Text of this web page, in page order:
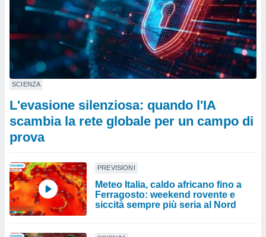
SCIENZA
L'evasione silenziosa: quando l'IA
scambia la rete globale per un campo di
prova
PREVISIONI
Meteo Italia, caldo africano fino a
Ferragosto: weekend rovente e
siccità sempre più seria al Nord